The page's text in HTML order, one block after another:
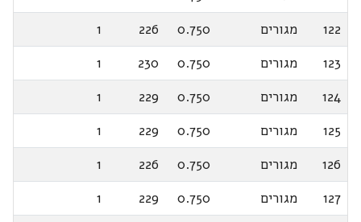
122
מגורים 0.750
226
1
123
מגורים 0.750
230
1
124
מגורים 0.750
229
1
125
מגורים 0.750
229
1
126
מגורים 0.750
226
1
127
מגורים 0.750
229
1